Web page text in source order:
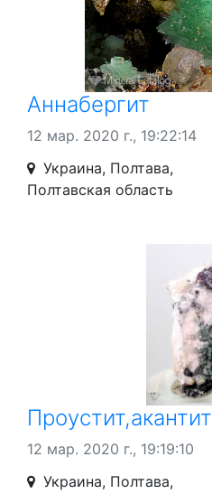
Аннабергит
12 мар. 2020 г., 19:22:14
Украина, Полтава,
Полтавская область
Проустит,акантит
12 мар. 2020 г., 19:19:10
Украина, Полтава,